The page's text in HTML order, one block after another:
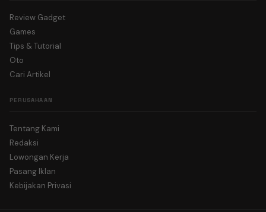
Review Gadget
Games
Tips & Tutorial
Oto
Cari Artikel
PERUSAHAAN
Tentang Kami
Redaksi
Lowongan Kerja
Pasang Iklan
Kebijakan Privasi